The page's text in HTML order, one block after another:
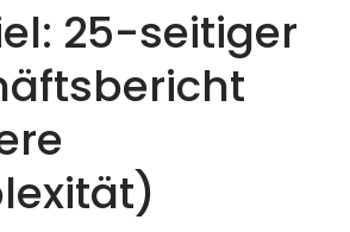
25-seitiger